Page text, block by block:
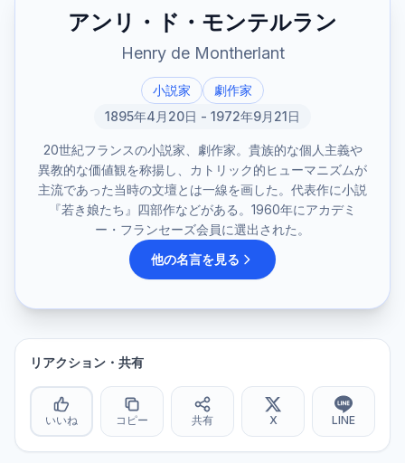
アンリ・ド・モンテルラン
Henry de Montherlant
小説家
劇作家
1895年4月20日 - 1972年9月21日
20世紀フランスの小説家、劇作家。貴族的な個人主義や
異教的な価値観を称揚し、カトリック的ヒューマニズムが
主流であった当時の文壇とは一線を画した。代表作に小説
『若き娘たち』四部作などがある。1960年にアカデミ
ー・フランセーズ会員に選出された。
他の名言を見る
リアクション・共有
いいね コピー 共有 X LINE